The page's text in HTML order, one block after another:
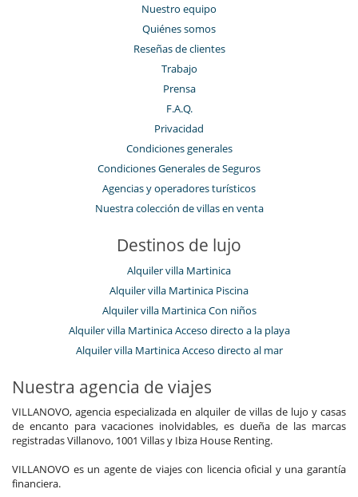
Nuestro equipo
Quiénes somos
Reseñas de clientes
Trabajo
Prensa
F.A.Q.
Privacidad
Condiciones generales
Condiciones Generales de Seguros
Agencias y operadores turísticos
Nuestra colección de villas en venta
Destinos de lujo
Alquiler villa Martinica
Alquiler villa Martinica Piscina
Alquiler villa Martinica Con niños
Alquiler villa Martinica Acceso directo a la playa
Alquiler villa Martinica Acceso directo al mar
Nuestra agencia de viajes
VILLANOVO, agencia especializada en alquiler de villas de lujo y casas
de encanto para vacaciones inolvidables, es dueña de las marcas
registradas Villanovo, 1001 Villas y Ibiza House Renting.
VILLANOVO es un agente de viajes con licencia oficial y una garantía
financiera.